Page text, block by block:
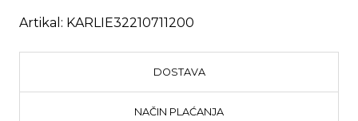
Artikal: KARLIE32210711200
DOSTAVA
NAČIN PLAĆANJA